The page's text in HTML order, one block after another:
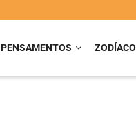
PENSAMENTOS ZODÍACO